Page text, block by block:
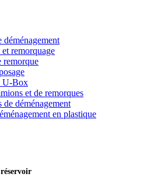
déménagement
remorquage
remorque
U-Box
et de remorques
de déménagement
en plastique